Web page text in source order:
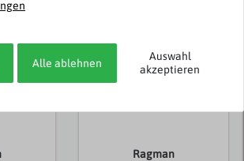
Ragman
Alle ablehnen
Auswahl
akzeptieren